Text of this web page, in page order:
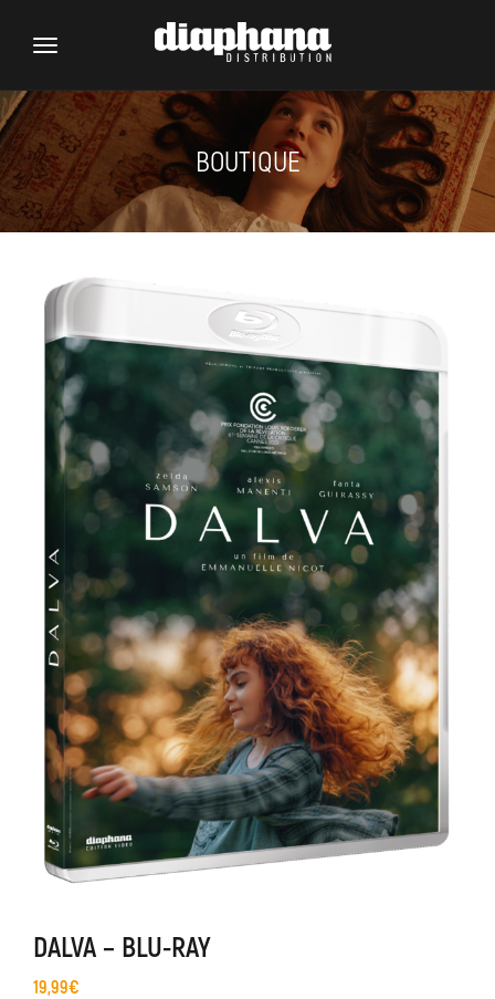
Toggle
BOUTIQUE
DALVA – BLU-RAY
19,99€